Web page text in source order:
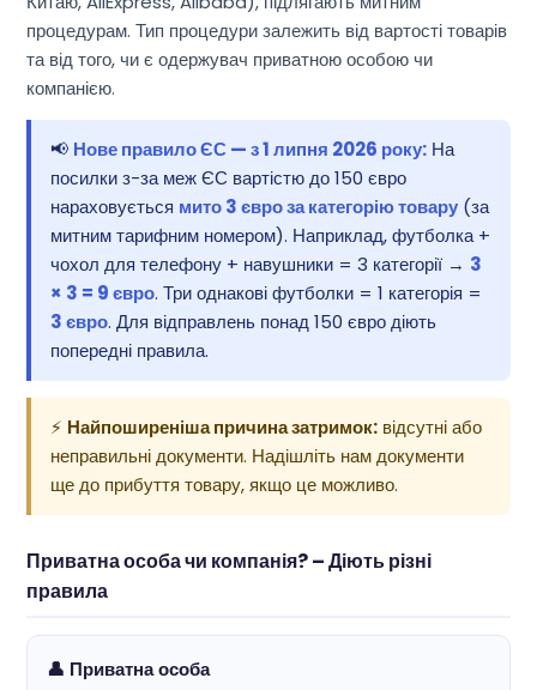
процедурам. Тип процедури залежить від вартості товарів
та від того, чи є одержувач приватною особою чи
компанією.
📢 Нове правило ЄС — з 1 липня 2026 року: На
посилки з-за меж ЄС вартістю до 150 євро
нараховується мито 3 євро за категорію товару (за
митним тарифним номером). Наприклад, футболка +
чохол для телефону + навушники = 3 категорії → 3
× 3 = 9 євро. Три однакові футболки = 1 категорія =
3 євро. Для відправлень понад 150 євро діють
попередні правила.
⚡ Найпоширеніша причина затримок: відсутні або
неправильні документи. Надішліть нам документи
ще до прибуття товару, якщо це можливо.
Приватна особа чи компанія? – Діють різні
правила
👤 Приватна особа